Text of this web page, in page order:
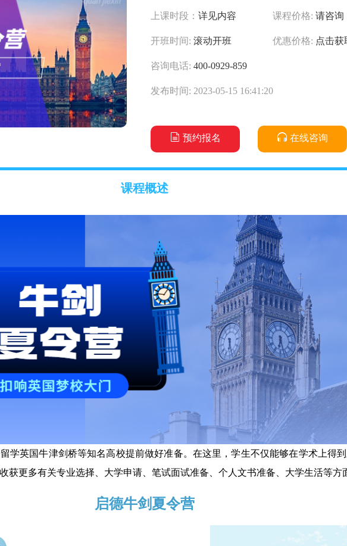
上课时段： 详见内容 课程价格: 请咨询
开班时间: 滚动开班 优惠价格: 点击获
咨询电话: 400-0929-859
发布时间: 2023-05-15 16:41:20
预约报名 在线咨询
课程概述
学英国牛津剑桥等知名高校提前做好准备。在这里，学生不仅能够在学术上得到
获更多有关专业选择、大学申请、笔试面试准备、个人文书准备、大学生活等方
启德牛剑夏令营